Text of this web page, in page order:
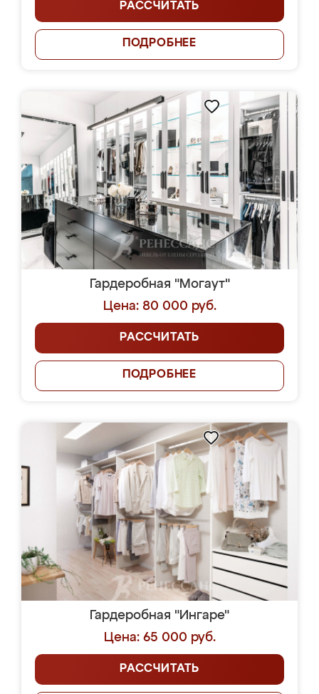
РАССЧИТАТЬ
ПОДРОБНЕЕ
Гардеробная "Могаут"
Цена: 80 000 руб.
РАССЧИТАТЬ
ПОДРОБНЕЕ
Гардеробная "Ингаре"
Цена: 65 000 руб.
РАССЧИТАТЬ